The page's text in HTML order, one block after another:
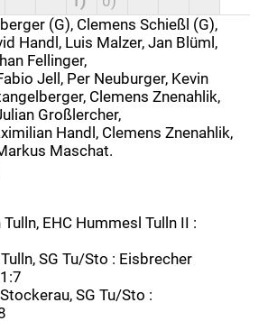
(G), Clemens Schießl (G),
Handl, Luis Malzer, Jan Blüml,
Fellinger,
Jell, Per Neuburger, Kevin
Clemens Znenahlik,
Großlercher,
Handl, Clemens Znenahlik,
Maschat.
EHC Hummesl Tulln II :
SG Tu/Sto : Eisbrecher
SG Tu/Sto :